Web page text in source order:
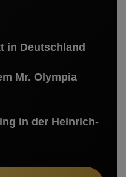
in Deutschland
Mr. Olympia
in der Heinrich-